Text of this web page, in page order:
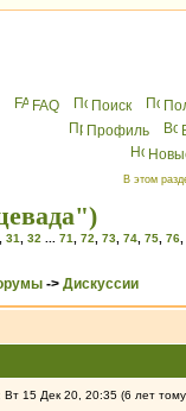
FAQ Поиск
Профиль
В этом
31 32 71 72 73 74 75 76
-> Дискуссии
Вт 15 Дек 20, 20:35 (6 лет